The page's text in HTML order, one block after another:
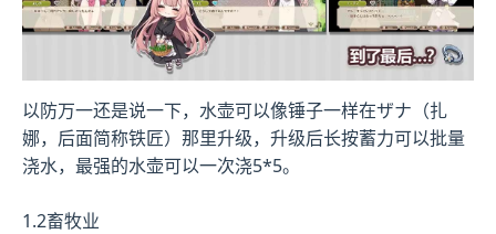
以防万一还是说一下，水壶可以像锤子一样在ザナ（扎
娜，后面简称铁匠）那里升级，升级后长按蓄力可以批量
浇水，最强的水壶可以一次浇5*5。
1.2畜牧业